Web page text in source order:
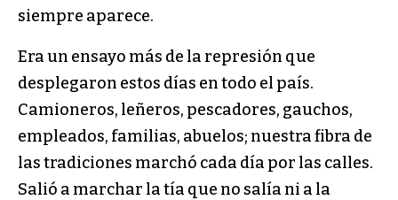
siempre aparece.
Era un ensayo más de la represión que
desplegaron estos días en todo el país.
Camioneros, leñeros, pescadores, gauchos,
empleados, familias, abuelos; nuestra fibra de
las tradiciones marchó cada día por las calles.
Salió a marchar la tía que no salía ni a la